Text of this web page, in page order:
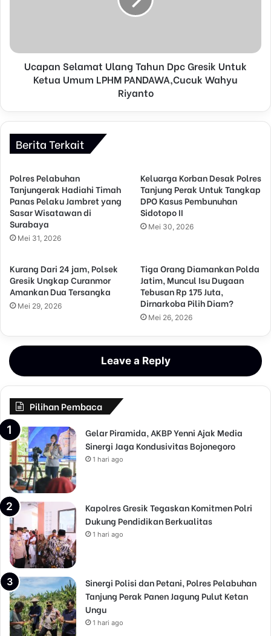
Ucapan Selamat Ulang Tahun Dpc Gresik Untuk
Ketua Umum LPHM PANDAWA,Cucuk Wahyu
Riyanto
Berita Terkait
Polres Pelabuhan
Tanjungerak Hadiahi Timah
Panas Pelaku Jambret yang
Sasar Wisatawan di
Surabaya
Mei 31, 2026
Keluarga Korban Desak Polres
Tanjung Perak Untuk Tangkap
DPO Kasus Pembunuhan
Sidotopo II
Mei 30, 2026
Kurang Dari 24 jam, Polsek
Gresik Ungkap Curanmor
Amankan Dua Tersangka
Mei 29, 2026
Tiga Orang Diamankan Polda
Jatim, Muncul Isu Dugaan
Tebusan Rp 175 Juta,
Dirnarkoba Pilih Diam?
Mei 26, 2026
Leave a Reply
Pilihan Pembaca
Gelar Piramida, AKBP Yenni Ajak Media
Sinergi Jaga Kondusivitas Bojonegoro
1 hari ago
Kapolres Gresik Tegaskan Komitmen Polri
Dukung Pendidikan Berkualitas
1 hari ago
Sinergi Polisi dan Petani, Polres Pelabuhan
Tanjung Perak Panen Jagung Pulut Ketan
Ungu
1 hari ago